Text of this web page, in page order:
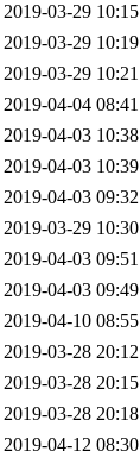
2019-03-29 10:15
2019-03-29 10:19
2019-03-29 10:21
2019-04-04 08:41
2019-04-03 10:38
2019-04-03 10:39
2019-04-03 09:32
2019-03-29 10:30
2019-04-03 09:51
2019-04-03 09:49
2019-04-10 08:55
2019-03-28 20:12
2019-03-28 20:15
2019-03-28 20:18
2019-04-12 08:30